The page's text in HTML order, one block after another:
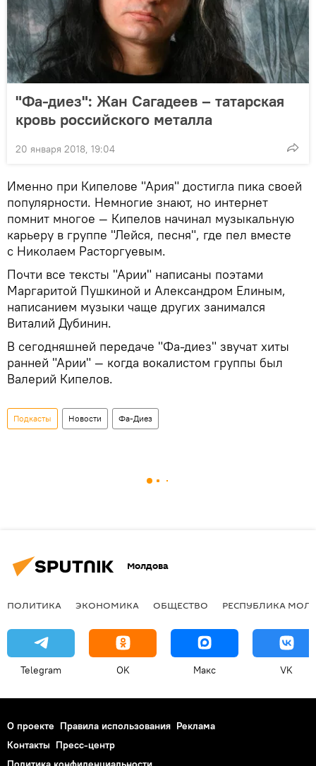
"Фа-диез": Жан Сагадеев – татарская
кровь российского металла
20 января 2018, 19:04
Именно при Кипелове "Ария" достигла пика своей
популярности. Немногие знают, но интернет
помнит многое — Кипелов начинал музыкальную
карьеру в группе "Лейся, песня", где пел вместе
с Николаем Расторгуевым.
Почти все тексты "Арии" написаны поэтами
Маргаритой Пушкиной и Александром Елиным,
написанием музыки чаще других занимался
Виталий Дубинин.
В сегодняшней передаче "Фа-диез" звучат хиты
ранней "Арии" — когда вокалистом группы был
Валерий Кипелов.
Подкасты Новости Фа-Диез
Молдова
ПОЛИТИКА ЭКОНОМИКА ОБЩЕСТВО РЕСПУБЛИКА
Telegram OK Макс VK
О проекте Правила использования Реклама
Контакты Пресс-центр